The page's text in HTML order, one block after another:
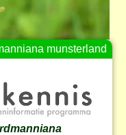
munsterland